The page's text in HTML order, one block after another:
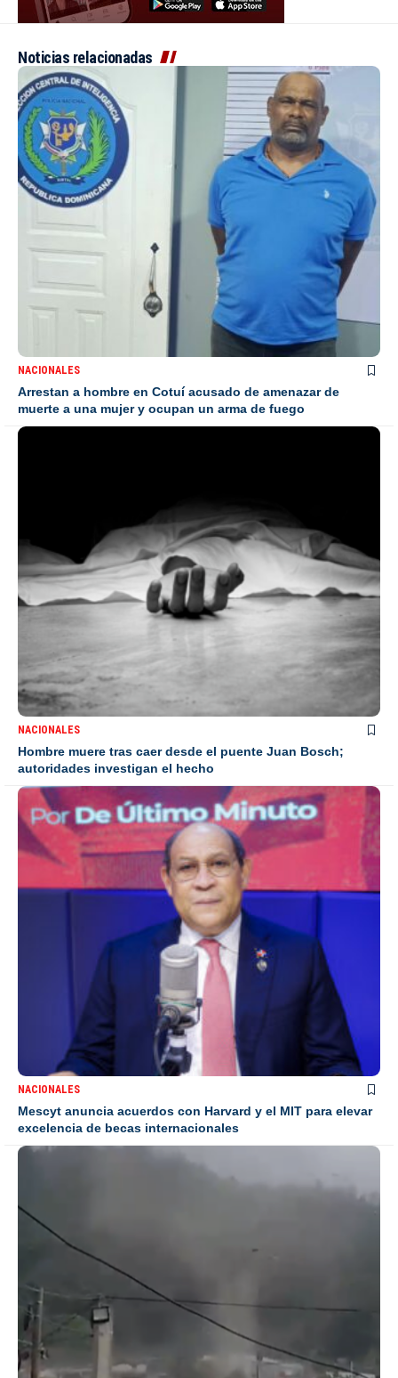
Noticias relacionadas
NACIONALES
Arrestan a hombre en Cotuí acusado de amenazar de
muerte a una mujer y ocupan un arma de fuego
NACIONALES
Hombre muere tras caer desde el puente Juan Bosch;
autoridades investigan el hecho
NACIONALES
Mescyt anuncia acuerdos con Harvard y el MIT para elevar
excelencia de becas internacionales